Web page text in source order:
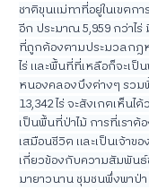
ชาติขุนแม่ทาที่อยู่ในเขตก
อีก ประมาณ 5,959 กว่าไ
ที่ถูกต้องตามประมวลกฎ
ไร่ และพื้นที่ที่เหลือก็จะเ
หนองคลองบึงต่างๆ รวม
13,342 ไร่ จะสังเกตเห็น
เป็นพื้นที่ป่าไม้ การที่เรา
เสมือนชีวิต และเป็นเจ้าข
เกี่ยวข้องกับความสัมพัน
มายาวนาน ชุมชนพึ่งพาป่